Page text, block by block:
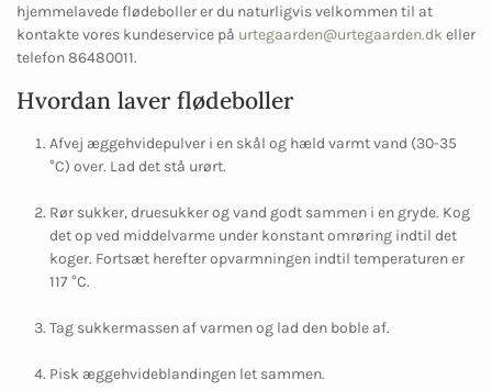
hjemmelavede flødeboller er du naturligvis velkommen til at
kontakte vores kundeservice på urtegaarden@urtegaarden.dk eller
telefon 86480011.
Hvordan laver flødeboller
Afvej æggehvidepulver i en skål og hæld varmt vand (30-35
°C) over. Lad det stå urørt.
Rør sukker, druesukker og vand godt sammen i en gryde. Kog
det op ved middelvarme under konstant omrøring indtil det
koger. Fortsæt herefter opvarmningen indtil temperaturen er
117 °C.
Tag sukkermassen af varmen og lad den boble af.
Pisk æggehvideblandingen let sammen.